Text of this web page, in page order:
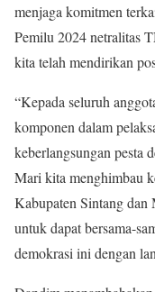
menjaga komitmen
Pemilu 2024 netralitas
kita telah mendirikan
“Kepada seluruh
komponen dalam
keberlangsungan pesta
Mari kita menghimbau
Kabupaten Sintang
untuk dapat bersama-
demokrasi ini dengan